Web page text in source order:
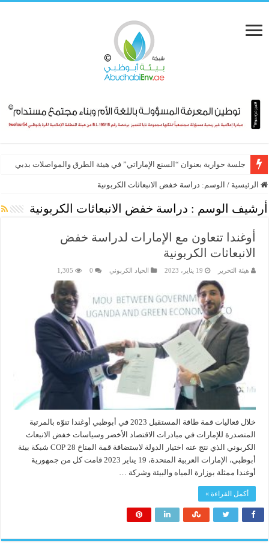
جلسة حوارية بعنوان “السنع الإماراتي” في هيئة الطرق والمواصلات بدبي
الرئيسية / الوسم: دراسة خفض الانبعاثات الكربونية
أرشيف الوسم : دراسة خفض الانبعاثات الكربونية
أوغندا تتعاون مع الإمارات لدراسة خفض
الانبعاثات الكربونية
هيئة التحرير 19 يناير، 2023 الحياد الكربوني 0
1,305
خلال فعاليات قمة طاقة المستقبل 2023 في أبوظبي أوغندا تنوّه بالمرتبة
المتصدرة للإمارات في مبادرات الاقتصاد الأخضر وسياسات خفض الانبعاث
الكربوني الذي نتج عنه اختيار الدولة لاستضافة قمة المناخ 28 COP شبكة بيئة
أبوظبي، الإمارات العربية المتحدة، 19 يناير 2023 قامت كل من جمهورية
أوغندا ممثلة بوزارة المياه والبيئة وشركة …
أكمل القراءة »